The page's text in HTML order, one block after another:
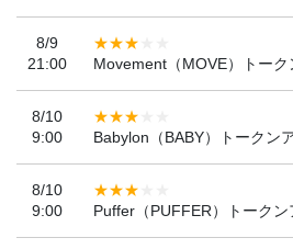
8/9
21:00
Movement（MOVE）トーク
8/10
9:00
Babylon（BABY）トークン
8/10
9:00
Puffer（PUFFER）トークン